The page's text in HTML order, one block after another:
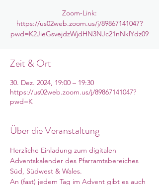
Zoom-Link:
https://us02web.zoom.us/j/89867141047?
pwd=K2JieGsvejdzWjdHN3NJc21nNklYdz09
Zeit & Ort
30. Dez. 2024, 19:00 – 19:30
https://us02web.zoom.us/j/89867141047?
pwd=K
Über die Veranstaltung
Herzliche Einladung zum digitalen
Adventskalender des Pfarramtsbereiches
Süd, Südwest & Wales.
An (fast) jedem Tag im Advent gibt es auch